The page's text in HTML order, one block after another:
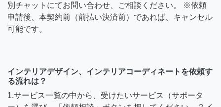
別チャットにてお問い合わせ、ご相談ください。 ※依頼
申請後、本契約前（前払い決済前）であれば、キャンセル
可能です。
インテリアデザイン、インテリアコーディネートを依頼す
る流れは？
1.サービス一覧の中から、受けたいサービス（サポータ